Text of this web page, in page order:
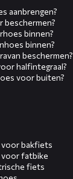
aanbrengen?
beschermen?
binnen?
binnen?
beschermen?
halfintegraal?
voor buiten?
bakfiets
voor fatbike
fiets